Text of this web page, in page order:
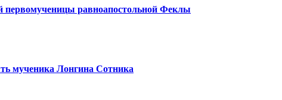
первомученицы равноапостольной Феклы
мученика Лонгина Сотника